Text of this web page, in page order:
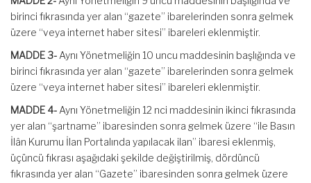
birinci fıkrasında yer alan “gazete” ibarelerinden sonra gelmek
üzere “veya internet haber sitesi” ibareleri eklenmiştir.
MADDE 3- Aynı Yönetmeliğin 10 uncu maddesinin başlığında ve
birinci fıkrasında yer alan “gazete” ibarelerinden sonra gelmek
üzere “veya internet haber sitesi” ibareleri eklenmiştir.
MADDE 4- Aynı Yönetmeliğin 12 nci maddesinin ikinci fıkrasında
yer alan “şartname” ibaresinden sonra gelmek üzere “ile Basın
İlân Kurumu İlan Portalında yapılacak ilan” ibaresi eklenmiş,
üçüncü fıkrası aşağıdaki şekilde değiştirilmiş, dördüncü
fıkrasında yer alan “Gazete” ibaresinden sonra gelmek üzere